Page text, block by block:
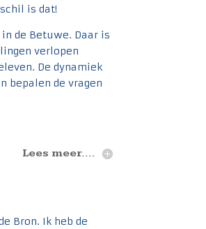
is dat!
de Betuwe. Daar is
verlopen
De dynamiek
bepalen de vragen
Lees meer....
Bron. Ik heb de